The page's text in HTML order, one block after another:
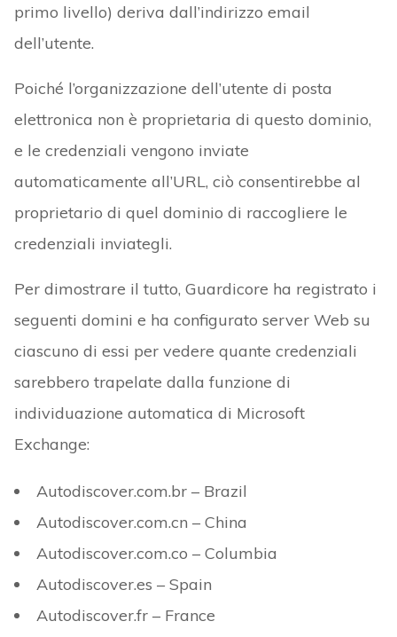
primo livello) deriva dall’indirizzo email
dell’utente.
Poiché l’organizzazione dell’utente di posta
elettronica non è proprietaria di questo dominio,
e le credenziali vengono inviate
automaticamente all’URL, ciò consentirebbe al
proprietario di quel dominio di raccogliere le
credenziali inviategli.
Per dimostrare il tutto, Guardicore ha registrato i
seguenti domini e ha configurato server Web su
ciascuno di essi per vedere quante credenziali
sarebbero trapelate dalla funzione di
individuazione automatica di Microsoft
Exchange:
Autodiscover.com.br – Brazil
Autodiscover.com.cn – China
Autodiscover.com.co – Columbia
Autodiscover.es – Spain
Autodiscover.fr – France